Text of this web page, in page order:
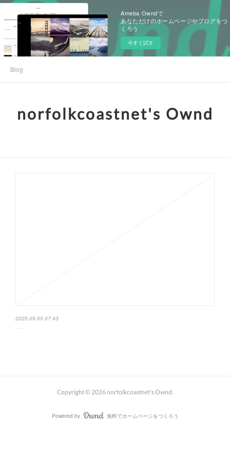
Ameba Owndで
あなただけのホームページやブログをつ
くろう
今すぐ試す
Blog
norfolkcoastnet's Ownd
2025.09.05 07:43
Copyright © 2026 norfolkcoastnet's Ownd.
Powered by AmebaOwnd
無料でホームページをつくろう